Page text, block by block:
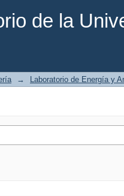
de la
→ Laboratorio de Energía y